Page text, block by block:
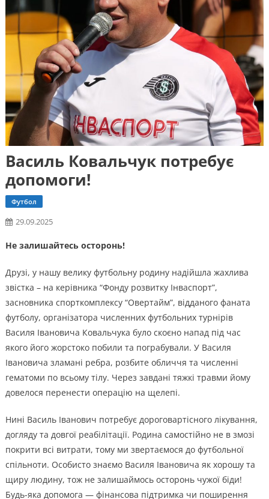
Василь Ковальчук потребує
допомоги!
Футбол
29.09.2025
Не залишайтесь осторонь!
Друзі, у нашу велику футбольну родину надійшла жахлива
звістка – на керівника “Фонду розвитку Інваспорт”,
засновника спорткомплексу “Овертайм”, відданого фаната
футболу, організатора численних футбольних турнірів
Василя Івановича Ковальчука було скоєно напад під час
якого його жорстоко побили та пограбували. У Василя
Івановича зламані ребра, розбите обличчя та численні
гематоми по всьому тілу. Через завдані тяжкі травми йому
довелося перенести операцію на щелепі.
Нині Василь Іванович потребує дороговартісного лікування,
догляду та довгої реабілітації. Родина самостійно не в змозі
покрити всі витрати, тому ми звертаємося до футбольної
спільноти. Особисто знаємо Василя Івановича як хорошу та
щиру людину, тож не залишаймось осторонь чужої біди!
Будь-яка допомога — фінансова підтримка чи поширення